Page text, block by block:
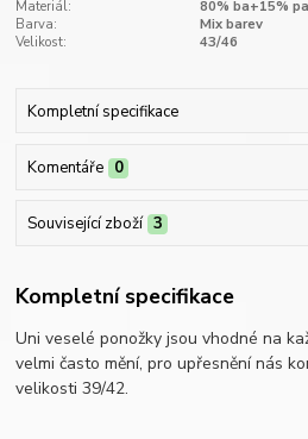
Materiál:
80% ba+15%
Barva:
Mix barev
Velikost:
43/46
Kompletní specifikace
Komentáře 0
Související zboží 3
Kompletní specifikace
Uni veselé ponožky jsou vhodné na
velmi často mění, pro upřesnění nás
velikosti 39/42.